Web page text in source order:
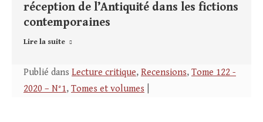
réception de l’Antiquité dans les fictions
contemporaines
Lire la suite
Publié dans Lecture critique, Recensions, Tome 122 -
2020 – N°1, Tomes et volumes